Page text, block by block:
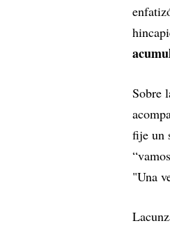
Sobre
fije un
"Una